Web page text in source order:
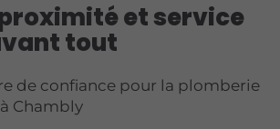
et service
tout
de confiance pour la plomberie
Chambly